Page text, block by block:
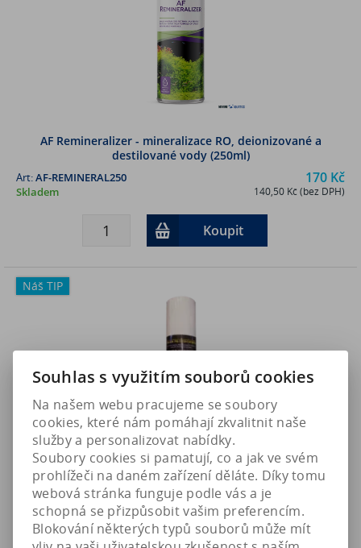
AF Remineralizer - mineralizace RO, deionizované a
destilované vody (250ml)
170 Kč
140,50 Kč (bez DPH)
Art:AF-REMINERAL250
Skladem
Koupit
Náš TIP
D-D 10" Filtrační vložka pro filtr RO 50/75/150GPD
180 Kč
148,80 Kč (bez DPH)
Art:RUW008
Není na skladě
Souhlas s využitím souborů cookies
Na našem webu pracujeme se soubory
cookies, které nám pomáhají zkvalitnit naše
služby a personalizovat nabídky.
Soubory cookies si pamatují, co a jak ve svém
prohlížeči na daném zařízení děláte. Díky tomu
webová stránka funguje podle vás a je
schopná se přizpůsobit vašim preferencím.
Blokování některých typů souborů může mít